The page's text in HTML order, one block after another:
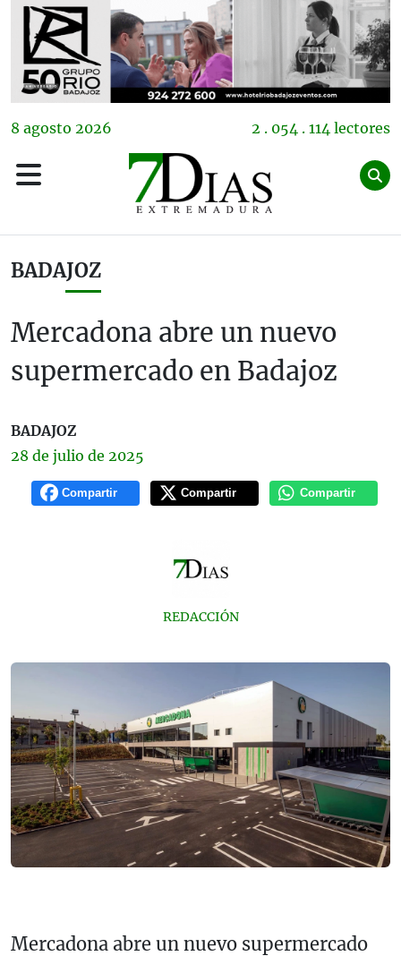
8 agosto 2026 2 . 054 . 114 lectores
BADAJOZ
Mercadona abre un nuevo
supermercado en Badajoz
BADAJOZ
28 de julio de 2025
Compartir Compartir Compartir
REDACCIÓN
Mercadona abre un nuevo supermercado